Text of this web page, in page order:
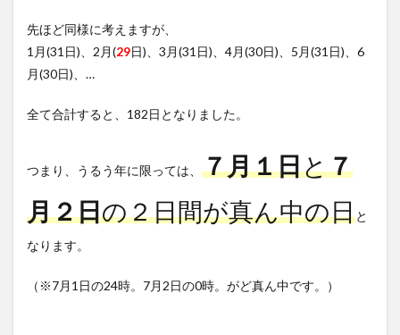
先ほど同様に考えますが、
1月(31日)、2月(29日)、3月(31日)、4月(30日)、5月(31日)、6
月(30日)、…
全て合計すると、182日となりました。
つまり、うるう年に限っては、 ７月１日と７
月２日の２日間が真ん中の日と
なります。
（※7月1日の24時。7月2日の0時。がど真ん中です。）